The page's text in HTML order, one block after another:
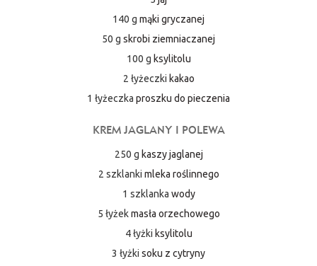
140 g mąki gryczanej
50 g skrobi ziemniaczanej
100 g ksylitolu
2 łyżeczki kakao
1 łyżeczka proszku do pieczenia
KREM JAGLANY I POLEWA
250 g kaszy jaglanej
2 szklanki mleka roślinnego
1 szklanka wody
5 łyżek masła orzechowego
4 łyżki ksylitolu
3 łyżki soku z cytryny